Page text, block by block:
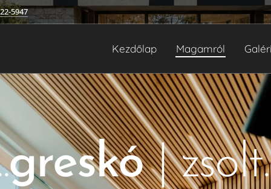
5947
Kezdőlap Magamról
greskó|